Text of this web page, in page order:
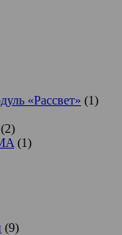
«Рассвет» (1)
(2)
(1)
(9)